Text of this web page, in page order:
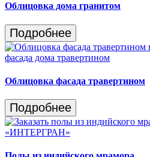
Облицовка дома гранитом
Подробнее
Облицовка фасада травертином
Подробнее